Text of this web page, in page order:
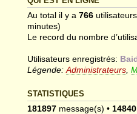
Au total il y a 766
minutes)
Le record du nombre
Utilisateurs enregistrés:
Légende: Administrateurs
STATISTIQUES
181897 message(s) • 14840